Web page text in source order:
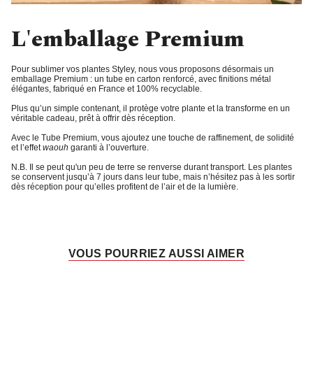
L'emballage Premium
Pour sublimer vos plantes Styley, nous vous proposons désormais un
emballage Premium : un tube en carton renforcé, avec finitions métal
élégantes, fabriqué en France et 100% recyclable.
Plus qu’un simple contenant, il protège votre plante et la transforme en un
véritable cadeau, prêt à offrir dès réception.
Avec le Tube Premium, vous ajoutez une touche de raffinement, de solidité
et l’effetwaouh garanti à l’ouverture.
N.B. Il se peut qu'un peu de terre se renverse durant transport. Les plantes
se conservent jusqu’à 7 jours dans leur tube, mais n’hésitez pas à les sortir
dès réception pour qu’elles profitent de l’air et de la lumière.
VOUS POURRIEZ AUSSI AIMER